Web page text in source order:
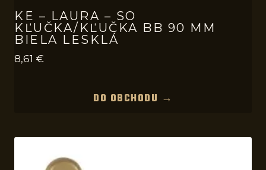
KE – LAURA – SO
KĽUČKA/KĽUČKA BB 90 MM
BIELA LESKLÁ
8,61 €
DO OBCHODU →